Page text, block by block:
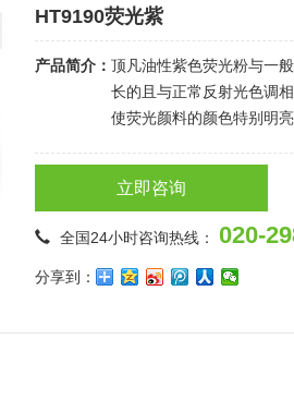
HT9190荧光紫
产品简介：顶凡油性紫色荧光粉与一
长的且与正常反射光色调
使荧光颜料的颜色特别明亮
立即咨询
全国24小时咨询热线：020-
分享到：